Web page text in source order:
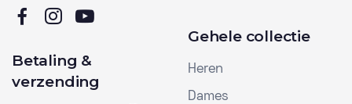
Betaling &
verzending
Gehele collectie
Heren
Dames